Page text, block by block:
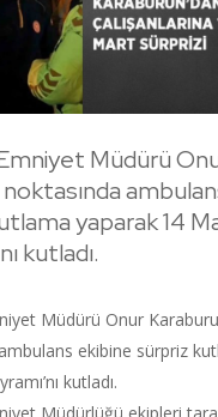
Müdürü
yaparak 14
kutladı.
Müdürü Onur
ekibine sürpriz
kutladı.